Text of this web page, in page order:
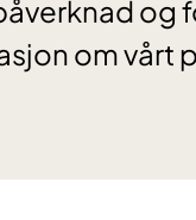
og
om vårt